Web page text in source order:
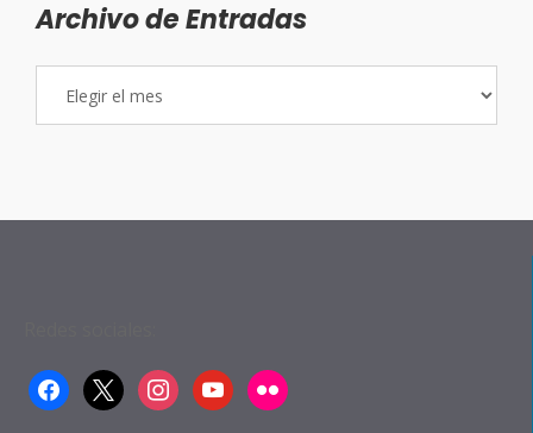
Archivo de Entradas
facebook
x instagramyoutubeflickr